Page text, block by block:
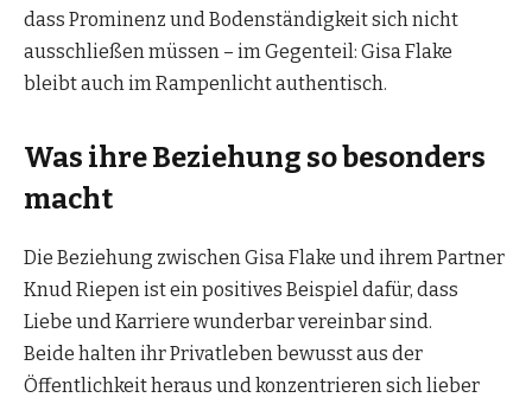
dass Prominenz und Bodenständigkeit sich nicht
ausschließen müssen – im Gegenteil: Gisa Flake
bleibt auch im Rampenlicht authentisch.
Was ihre Beziehung so besonders
macht
Die Beziehung zwischen Gisa Flake und ihrem Partner
Knud Riepen ist ein positives Beispiel dafür, dass
Liebe und Karriere wunderbar vereinbar sind.
Beide halten ihr Privatleben bewusst aus der
Öffentlichkeit heraus und konzentrieren sich lieber